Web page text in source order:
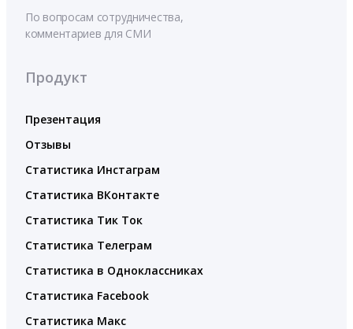
По вопросам сотрудничества,
комментариев для СМИ
Продукт
Презентация
Отзывы
Статистика Инстаграм
Статистика ВКонтакте
Статистика Тик Ток
Статистика Телеграм
Статистика в Одноклассниках
Статистика Facebook
Статистика Макс